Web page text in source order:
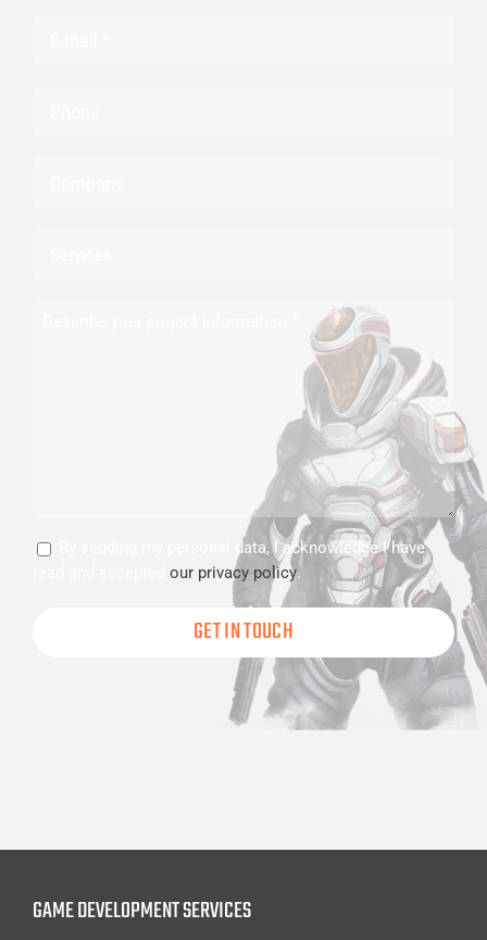
ConsentBy sending my personal data, I acknowledge I have
our privacy policy.
GAME DEVELOPMENT SERVICES